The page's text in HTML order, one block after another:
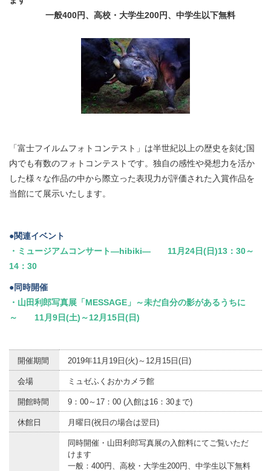
一般400円、高校・大学生200円、中学生以下無料
「富士フイルムフォトコンテスト」は半世紀以上の歴史を刻む国
内でも有数のフォトコンテストです。独自の感性や発想力を活か
した様々な作品の中から際立った表現力が評価された入賞作品を
当館にて展示いたします。
●関連イベント
・ミュージアムコンサート―hibiki― 11月24日(日)13：30～
14：30
●同時開催
・山田利郎写真展「MESSAGE」～未だ自分の影があるうちに
～ 11月9日(土)～12月15日(日)
開催期間 2019年11月19日(火)～12月15日(日)
会場 ミュゼふくおかカメラ館
開館時間 9：00～17：00 (入館は16：30まで)
休館日 月曜日(祝日の場合は翌日)
同時開催・山田利郎写真展の入館料にてご覧いただ
けます
一般：400円、高校・大学生200円、中学生以下無料